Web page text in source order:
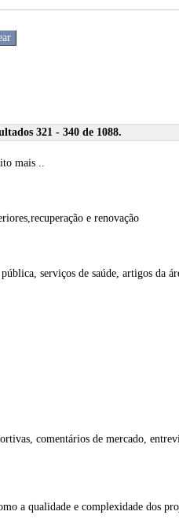
321 - 340 de 1088.
mais ..
e renovação
serviços de saúde, artigos da
comentários de mercado,
a qualidade e complexidade dos